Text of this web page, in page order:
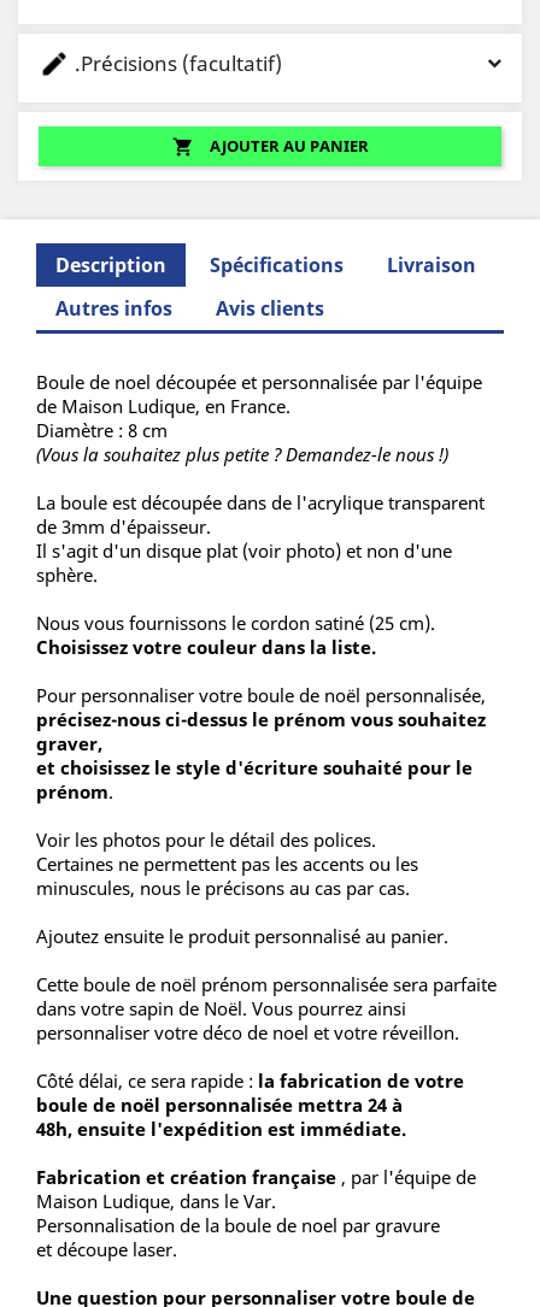
.Précisions (facultatif)
shopping_cart AJOUTER AU PANIER
Description Spécifications
Livraison
Autres infos
Avis clients
Boule de noel découpée et personnalisée par l'équipe
de Maison Ludique, en France.
Diamètre : 8 cm
(Vous la souhaitez plus petite ? Demandez-le nous !)
La boule est découpée dans de l'acrylique transparent
de 3mm d'épaisseur.
Il s'agit d'un disque plat (voir photo) et non d'une
sphère.
Nous vous fournissons le cordon satiné (25 cm).
Choisissez votre couleur dans la liste.
Pour personnaliser votre boule de noël personnalisée,
précisez-nous ci-dessus le prénom vous souhaitez
graver,
et choisissez le style d'écriture souhaité pour le
prénom.
Voir les photos pour le détail des polices.
Certaines ne permettent pas les accents ou les
minuscules, nous le précisons au cas par cas.
Ajoutez ensuite le produit personnalisé au panier.
Cette boule de noël prénom personnalisée sera parfaite
dans votre sapin de Noël. Vous pourrez ainsi
personnaliser votre déco de noel et votre réveillon.
Côté délai, ce sera rapide : la fabrication de votre
boule de noël personnalisée mettra 24 à
48h, ensuite l'expédition est immédiate.
Fabrication et création française , par l'équipe de
Maison Ludique, dans le Var.
Personnalisation de la boule de noel par gravure
et découpe laser.
Une question pour personnaliser votre boule de